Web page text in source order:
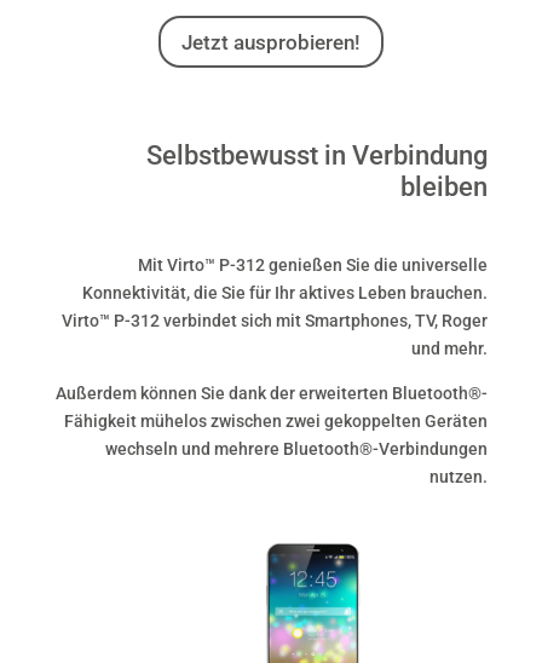
Jetzt ausprobieren!
Selbstbewusst in Verbindung
bleiben
Mit Virto™ P-312 genießen Sie die universelle
Konnektivität, die Sie für Ihr aktives Leben brauchen.
Virto™ P-312 verbindet sich mit Smartphones, TV, Roger
und mehr.
Außerdem können Sie dank der erweiterten Bluetooth®-
Fähigkeit mühelos zwischen zwei gekoppelten Geräten
wechseln und mehrere Bluetooth®-Verbindungen
nutzen.